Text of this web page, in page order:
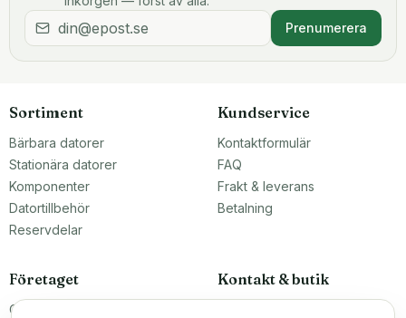
Prenumerera
Sortiment
Bärbara datorer
Stationära datorer
Komponenter
Datortillbehör
Reservdelar
Kundservice
Kontaktformulär
FAQ
Frakt & leverans
Betalning
Företaget
Om oss
Kontakt & butik